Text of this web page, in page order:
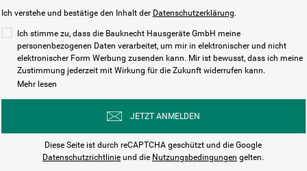
Schnelle
Ansicht
WASCHTROCKNER: 8,0
Ich verstehe und bestätige den Inhalt der Datenschutzerklärung.
Ich stimme zu, dass die Bauknecht Hausgeräte GmbH meine
personenbezogenen Daten verarbeitet, um mir in elektronischer und nicht
elektronischer Form Werbung zusenden kann. Mir ist bewusst, dass ich meine
Zustimmung jederzeit mit Wirkung für die Zukunft widerrufen kann.
Mehr lesen
JETZT ANMELDEN
Diese Seite ist durch reCAPTCHA geschützt und die Google
Datenschutzrichtlinie und die Nutzungsbedingungen gelten.